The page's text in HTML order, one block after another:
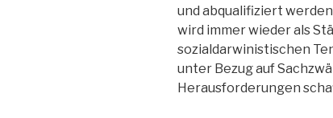
und abqualifiziert
wird immer wieder als
sozialdarwinistischen
unter Bezug auf
Herausforderungen